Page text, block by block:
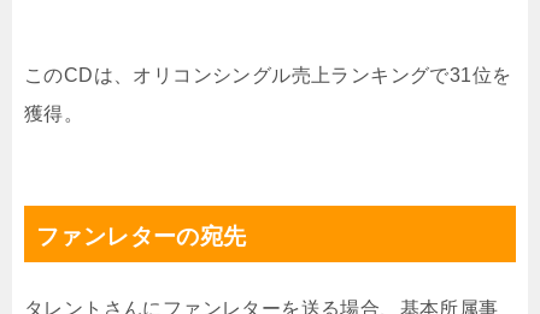
このCDは、オリコンシングル売上ランキングで31位を
獲得。
ファンレターの宛先
タレントさんにファンレターを送る場合、基本所属事